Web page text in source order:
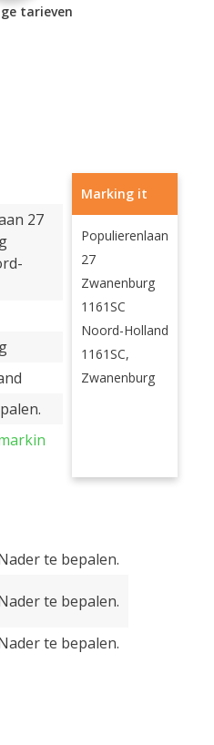
tarieven
27
Marking it
Populierenlaan
27
Zwanenburg
1161SC
Noord-Holland
1161SC,
Zwanenburg
te bepalen.
te bepalen.
te bepalen.